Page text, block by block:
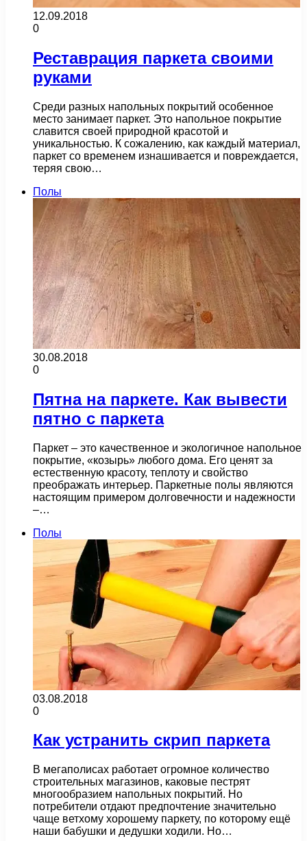
12.09.2018
0
Реставрация паркета своими
руками
Среди разных напольных покрытий особенное
место занимает паркет. Это напольное покрытие
славится своей природной красотой и
уникальностью. К сожалению, как каждый материал,
паркет со временем изнашивается и повреждается,
теряя свою…
Полы
30.08.2018
0
Пятна на паркете. Как вывести
пятно с паркета
Паркет – это качественное и экологичное напольное
покрытие, «козырь» любого дома. Его ценят за
естественную красоту, теплоту и свойство
преображать интерьер. Паркетные полы являются
настоящим примером долговечности и надежности
–…
Полы
03.08.2018
0
Как устранить скрип паркета
В мегаполисах работает огромное количество
строительных магазинов, каковые пестрят
многообразием напольных покрытий. Но
потребители отдают предпочтение значительно
чаще ветхому хорошему паркету, по которому ещё
наши бабушки и дедушки ходили. Но…